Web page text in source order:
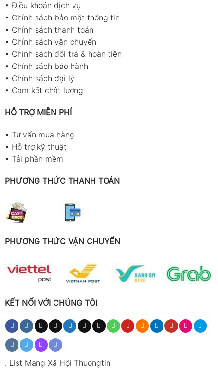
•Điều khoản dịch vụ
• Chính sách bảo mật thông tin
• Chính sách thanh toán
• Chính sách vận chuyển
• Chính sách đổi trả & hoàn tiền
• Chính sách bảo hành
• Chính sách đại lý
• Cam kết chất lượng
HỖ TRỢ MIỄN PHÍ
• Tư vấn mua hàng
• Hỗ trợ kỹ thuật
• Tải phần mềm
PHƯƠNG THỨC THANH TOÁN
PHƯƠNG THỨC VẬN CHUYỂN
KẾT NỐI VỚI CHÚNG TÔI
. List Mạng Xã Hội Thuongtin